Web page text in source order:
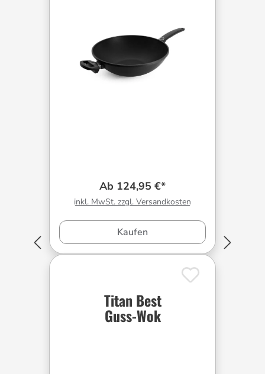
Ab 124,95 €*
inkl. MwSt. zzgl. Versandkosten
Kaufen
Titan Best
Guss-Wok